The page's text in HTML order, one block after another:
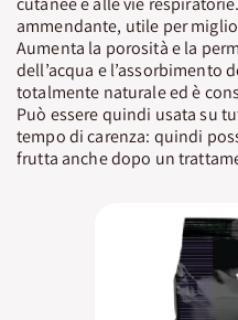
ammendante, utile per
Aumenta la porosità e la
dell’acqua e l’assorbimento
totalmente naturale ed è
Può essere quindi usata su
tempo di carenza: quindi
frutta anche dopo un